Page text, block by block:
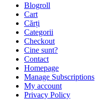
Blogroll
Cart
Cărți
Categorii
Checkout
Cine sunt?
Contact
Homepage
Manage Subscriptions
My account
Privacy Policy